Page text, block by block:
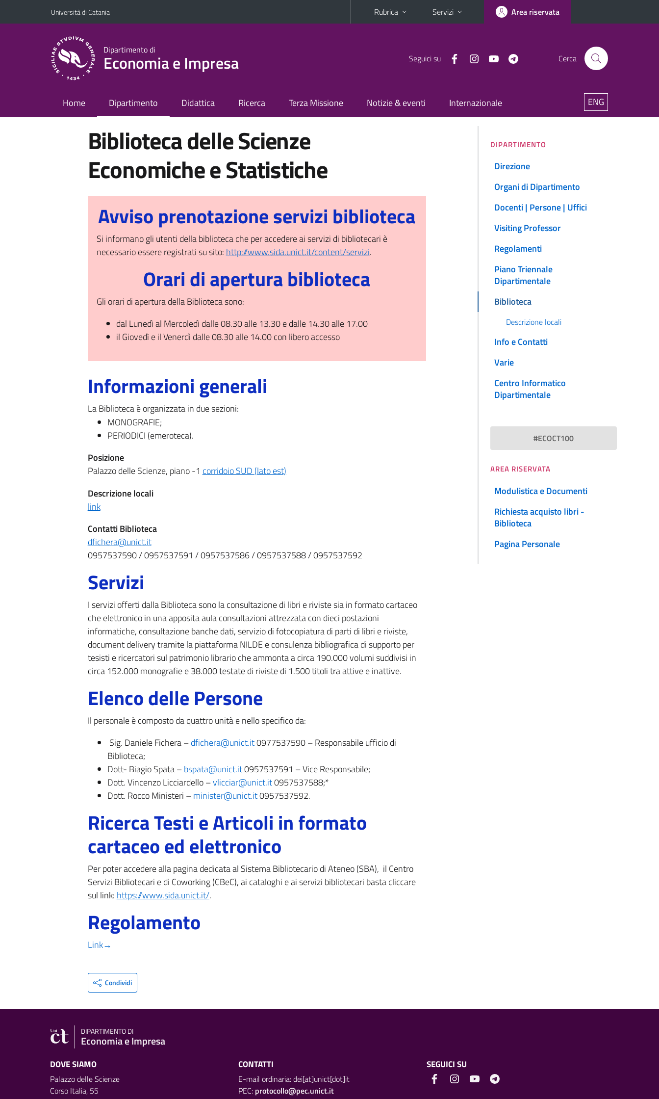
Vai al contenuto principale
Vai al menu di navigazione
Università di Catania Rubrica Servizi Area riservata
Dipartimento di
Economia e Impresa Seguici su Cerca
Home Dipartimento Didattica Ricerca Terza Missione Notizie & eventi Internazionale ENG
Biblioteca delle Scienze
Economiche e Statistiche
Avviso prenotazione servizi biblioteca
Si informano gli utenti della biblioteca che per accedere aiservizi di bibliotecari è
necessario essere registrati su sito: http://www.sida.unict.it/content/servizi.
Orari di apertura biblioteca
Gli orari di apertura della Biblioteca sono:
dal Lunedì al Mercoledì dalle 08.30 alle 13.30 e dalle 14.30 alle 17.00
il Giovedì e il Venerdì dalle 08.30 alle 14.00 con libero accesso
Informazioni generali
La Biblioteca è organizzata in due sezioni:
MONOGRAFIE;
PERIODICI (emeroteca).
Posizione
Palazzo delle Scienze, piano -1 corridoio SUD (lato est)
Descrizione locali
link
Contatti Biblioteca
dfichera@unict.it
0957537590 / 0957537591 / 0957537586 / 0957537588 / 0957537592
Servizi
I servizi offerti dalla Biblioteca sono la consultazione di libri e riviste sia in formato cartaceo
che elettronico in una apposita aula consultazioni attrezzata con dieci postazioni
informatiche, consultazione banche dati, servizio di fotocopiatura di parti di libri e riviste,
document delivery tramite la piattaforma NILDE e consulenza bibliografica di supporto per
tesisti e ricercatori sul patrimonio librario che ammonta a circa 190.000 volumi suddivisi in
circa 152.000 monografie e 38.000 testate di riviste di 1.500 titoli tra attive e inattive.
Elenco delle Persone
Il personale è composto da quattro unità e nello specifico da:
Sig. Daniele Fichera –dfichera@unict.it0977537590 – Responsabile ufficio di
Biblioteca;
Dott- Biagio Spata –bspata@unict.it0957537591 – Vice Responsabile;
Dott. Vincenzo Licciardello –vlicciar@unict.it0957537588;*
Dott. Rocco Ministeri –minister@unict.it0957537592.
Ricerca Testi e Articoli in formato
cartaceo ed elettronico
Per poter accedere alla pagina dedicata al Sistema Bibliotecario di Ateneo (SBA), il Centro
Servizi Bibliotecari e di Coworking (CBeC), ai cataloghi e ai servizi bibliotecari basta cliccare
sul link: https://www.sida.unict.it/.
Regolamento
Link→
Condividi
DIPARTIMENTO
Direzione
Organi di Dipartimento
Docenti | Persone | Uffici
Visiting Professor
Regolamenti
Piano Triennale
Dipartimentale
Biblioteca
Descrizione locali
Info e Contatti
Varie
Centro Informatico
Dipartimentale
#ECOCT100
AREA RISERVATA
Modulistica e Documenti
Richiesta acquisto libri -
Biblioteca
Pagina Personale
DIPARTIMENTO DI
Economia e Impresa
DOVE SIAMO
Palazzo delle Scienze
Corso Italia, 55
CONTATTI
E-mail ordinaria: dei[at]unict[dot]it
PEC: protocollo@pec.unict.it
SEGUICI SU